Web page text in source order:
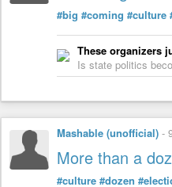
#big #coming #culture
These organizers
Is state politics
Mashable (unofficial) -
More than a
#culture #dozen